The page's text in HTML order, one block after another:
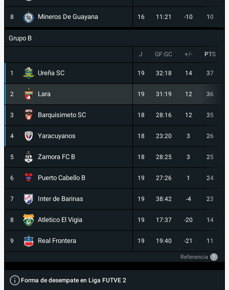
8 Mineros De Guayana 16 11:21 -10 10
Grupo B
J GF:GC +/- PTS
1 Ureña SC 19 32:18 14 37
2 Lara 19 31:19 12 36
3 Barquisimeto SC 18 28:16 12 35
4 Yaracuyanos 18 23:20 3 26
5 Zamora FC B 18 28:25 3 25
6 Puerto Cabello B 19 27:26 1 24
7 Inter de Barinas 19 38:42 -4 23
8 Atletico El Vigia 19 17:37 -20 14
9 Real Frontera 19 19:40 -21 11
Referencia ?
Forma de desempate en Liga FUTVE 2